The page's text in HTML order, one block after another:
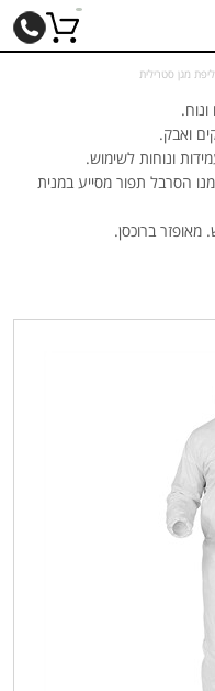
מגן סטרילית
ואבק.
ונוחות לשימוש.
הסרבל תפור מסייע במנית
מאופזר ברוכסן.